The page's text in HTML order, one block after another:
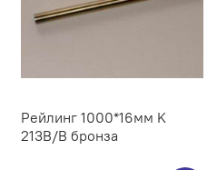
Рейлинг 1000*16мм K
213B/B бронза